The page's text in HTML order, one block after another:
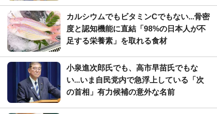
カルシウムでもビタミンCでもない...骨密
度と認知機能に直結「98%の日本人が不
足する栄養素」を取れる食材
小泉進次郎氏でも、高市早苗氏でもな
い...いま自民党内で急浮上している「次
の首相」有力候補の意外な名前